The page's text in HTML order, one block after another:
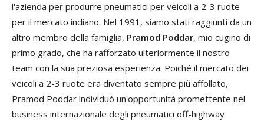
l'azienda per produrre pneumatici per veicoli a 2-3 ruote
per il mercato indiano. Nel 1991, siamo stati raggiunti da un
altro membro della famiglia, Pramod Poddar, mio cugino di
primo grado, che ha rafforzato ulteriormente il nostro
team con la sua preziosa esperienza. Poiché il mercato dei
veicoli a 2-3 ruote era diventato sempre più affollato,
Pramod Poddar individuò un'opportunità promettente nel
business internazionale degli pneumatici off-highway